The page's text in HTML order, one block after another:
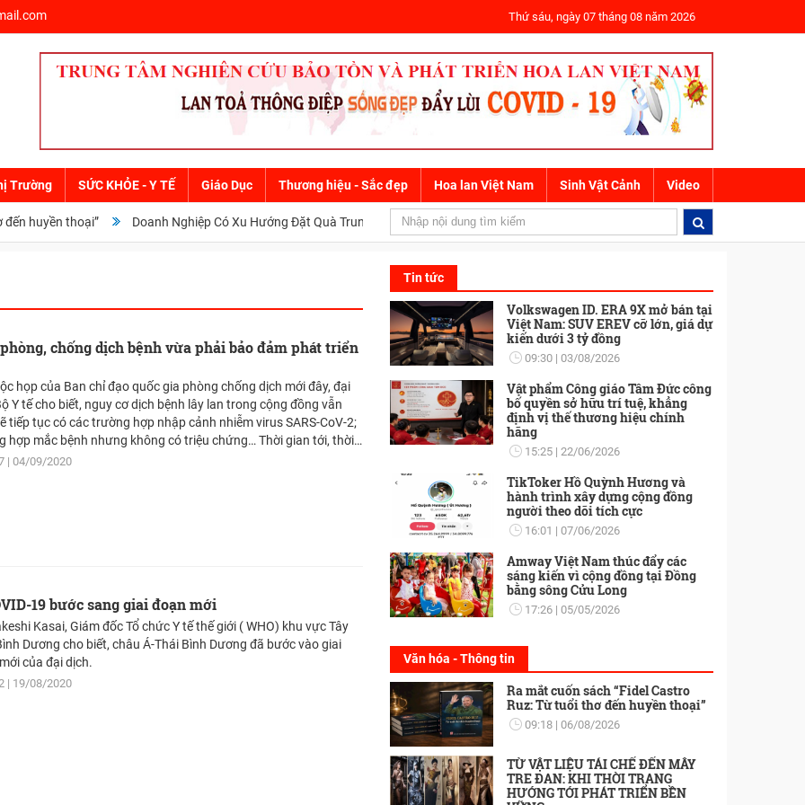
Thứ sáu, ngày 07 tháng 08 năm 2026
Trường SỨC KHỎE - Y TẾ Giáo Dục Thương hiệu - Sắc đẹp Hoa lan Việt Nam Sinh Vật Cảnh Video
huyền thoại” Doanh Nghiệp Có Xu Hướng Đặt Quà Trung Thu Sớm Để Tối Ưu Chi Phí Bác sĩ Xuân Hiếu và hành trình cập nhật sớm
chống dịch bệnh vừa phải bảo đảm phát triển
họp của Ban chỉ đạo quốc gia phòng chống dịch mới đây, đại
Y tế cho biết, nguy cơ dịch bệnh lây lan trong cộng đồng vẫn
tiếp tục có các trường hợp nhập cảnh nhiễm virus SARS-CoV-2;
hợp mắc bệnh nhưng không có triệu chứng… Thời gian tới, thời
nhiều thuận lợi cho các bệnh truyền nhiễm về hô hấp phát triển
04/09/2020
19 bước sang giai đoạn mới
Kasai, Giám đốc Tổ chức Y tế thế giới ( WHO) khu vực Tây
Dương cho biết, châu Á-Thái Bình Dương đã bước vào giai
của đại dịch.
19/08/2020
Tin tức
Volkswagen ID. ERA 9X mở bán tại
Việt Nam: SUV EREV cỡ lớn, giá dự
kiến dưới 3 tỷ đồng
09:30 03/08/2026
Vật phẩm Công giáo Tâm Đức công
bố quyền sở hữu trí tuệ, khẳng
định vị thế thương hiệu chính
hãng
15:25 22/06/2026
TikToker Hồ Quỳnh Hương và
hành trình xây dựng cộng đồng
người theo dõi tích cực
16:01 07/06/2026
Amway Việt Nam thúc đẩy các
sáng kiến vì cộng đồng tại Đồng
bằng sông Cửu Long
17:26 05/05/2026
Văn hóa - Thông tin
Ra mắt cuốn sách “Fidel Castro
Ruz: Từ tuổi thơ đến huyền thoại”
09:18 06/08/2026
TỪ VẬT LIỆU TÁI CHẾ ĐẾN MÂY
TRE ĐAN: KHI THỜI TRANG
HƯỚNG TỚI PHÁT TRIỂN BỀN